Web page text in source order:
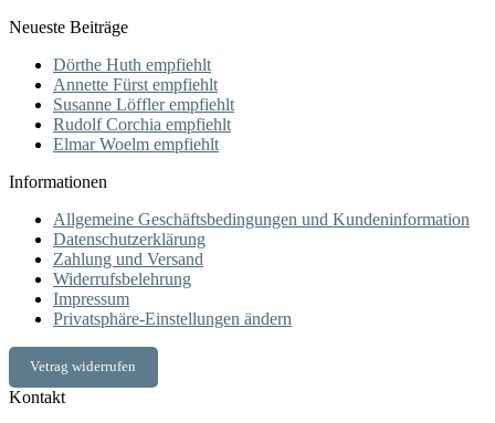
Neueste Beiträge
Dörthe Huth empfiehlt
Annette Fürst empfiehlt
Susanne Löffler empfiehlt
Rudolf Corchia empfiehlt
Elmar Woelm empfiehlt
Informationen
Allgemeine Geschäftsbedingungen und Kundeninformation
Datenschutzerklärung
Zahlung und Versand
Widerrufsbelehrung
Impressum
Privatsphäre-Einstellungen ändern
Vetrag widerrufen
Kontakt